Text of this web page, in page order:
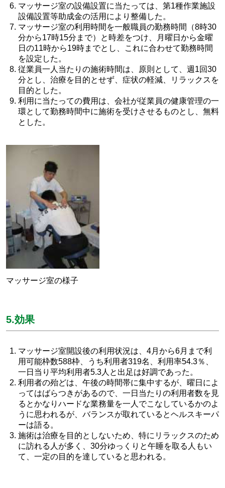
マッサージ室の設備設置に当たっては、第1種作業施設
設備設置等助成金の活用により整備した。
マッサージ室の利用時間を一般職員の勤務時間（8時30
分から17時15分まで）と時差をつけ、月曜日から金曜
日の11時から19時までとし、これに合わせて勤務時間
を設定した。
従業員一人当たりの施術時間は、原則として、週1回30
分とし、治療を目的とせず、症状の軽減、リラックスを
目的とした。
利用に当たっての費用は、会社が従業員の健康管理の一
環として勤務時間中に施術を受けさせるものとし、無料
とした。
マッサージ室の様子
5.効果
マッサージ室開設後の利用状況は、4月から6月まで利
用可能枠数588枠、うち利用者319名、利用率54.3％、
一日当り平均利用者5.3人と出足は好調であった。
利用者の殆どは、午後の時間帯に集中するが、曜日によ
ってはばらつきがあるので、一日当たりの利用者数を見
るとかなりハードな業務量を一人でこなしているかのよ
うに思われるが、バランスが取れているとヘルスキーパ
ーは語る。
施術は治療を目的としないため、特にリラックスのため
に訪れる人が多く、30分ゆっくりと午睡を取る人もい
て、一定の目的を達していると思われる。